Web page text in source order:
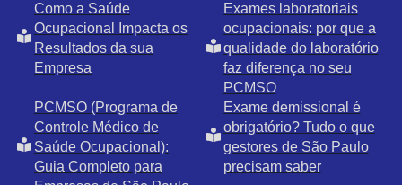
Como a Saúde
Ocupacional Impacta os
Resultados da sua
Empresa
Exames laboratoriais
ocupacionais: por que a
qualidade do laboratório
faz diferença no seu
PCMSO
PCMSO (Programa de
Controle Médico de
Saúde Ocupacional):
Guia Completo para
Exame demissional é
obrigatório? Tudo o que
gestores de São Paulo
precisam saber